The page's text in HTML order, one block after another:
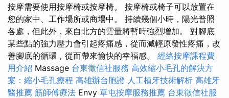
按摩需要使用按摩椅或按摩椅。 按摩椅或椅子可以放置在
您的家中、工作場所或商場中。 持續幾個小時，陽光普照
各處，但此外，來自北方的雲量將暫時強烈增加。 對腳底
某些點的強力壓力會引起疼痛感，從而減輕原發性疼痛，改
善腳底的循環，從而帶來愉快的幸福感。 經絡按摩課程費
用介紹 Massage 台東徵信社服務 高效縮小毛孔的解決方
案：縮小毛孔療程 高雄辦台胞證 人工植牙技術解析 高雄牙
醫推薦 筋師傅療法 Envy 草屯按摩服務推薦 台東徵信社服